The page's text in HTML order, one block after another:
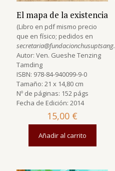
El mapa de la existencia
(Libro en pdf mismo precio
que en físico; pedidos en
Autor: Ven. Gueshe Tenzing
Tamding
ISBN: 978-84-940099-9-0
Tamaño: 21 x 14,80 cm
Nº de páginas: 152 págs
Fecha de Edición: 2014
15,00 €
Añadir al carrito